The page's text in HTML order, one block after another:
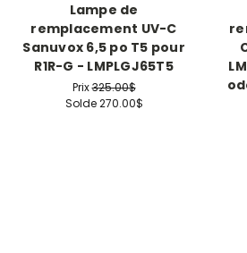
Lampe de
remplacement UV-C
Sanuvox 6,5 po T5 pour
R1R-G - LMPLGJ65T5
Prix325.00$
Solde270.00$